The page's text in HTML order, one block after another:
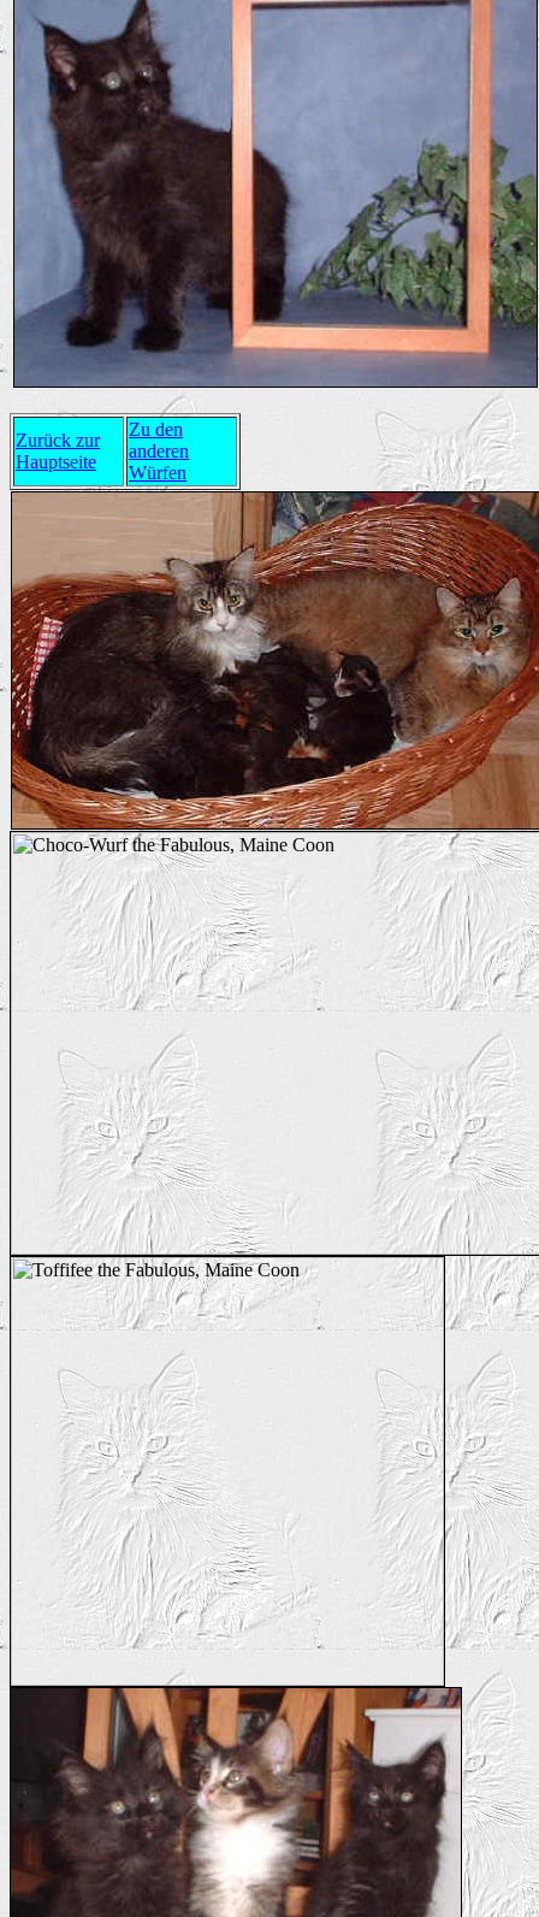
Zurück zur
Hauptseite
Zu den
anderen
Würfen